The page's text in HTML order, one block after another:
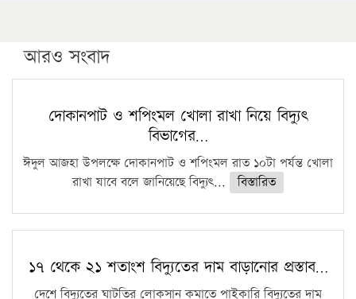
পিএইচডি করছেন কুয়েটের কৃতি…
সারা দেশে বজ্রাঘাতে ১৪ জনের প্রাণহানি
কঠোর হচ্ছে এসএসসি ও এইচএসসি পরীক্ষা
ফরিদগঞ্জে আগুনে পুড়লো ৬ ব্যবসা প্রতিষ্ঠান
আরও সংবাদ
দোকানপাট ও শপিংমল খোলা রাখা নিয়ে বিদ্যুৎ
বিভাগের…
ঈদুল আজহা উপলক্ষে দোকানপাট ও শপিংমল রাত ১০টা পর্যন্ত খোলা
রাখা যাবে বলে জানিয়েছে বিদ্যুৎ...
বিস্তারিত
১৭ থেকে ২১ শতাংশ বিদ্যুতের দাম বাড়ানোর প্রস্তাব…
দেশে বিদ্যুতের ঘাটতির লোকসান কমাতে পাইকারি বিদ্যুতের দাম